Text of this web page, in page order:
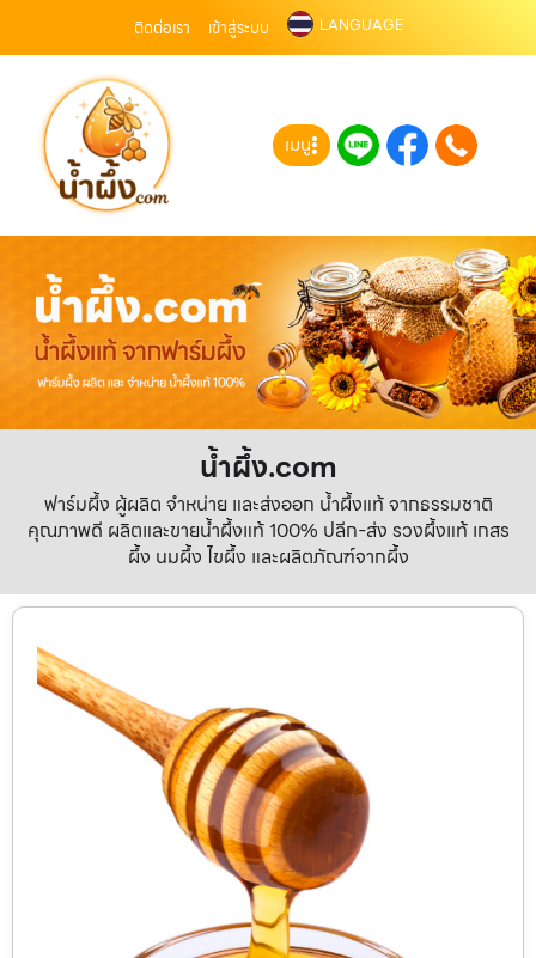
ติดต่อเรา เข้าสู่ระบบ LANGUAGE
เมนู
น้ำผึ้ง.com
ฟาร์มผึ้ง ผู้ผลิต จำหน่าย และส่งออก น้ำผึ้งแท้ จากธรรมชาติ
คุณภาพดี ผลิตและขายน้ำผึ้งแท้ 100% ปลีก-ส่ง รวงผึ้งแท้ เกสร
ผึ้ง นมผึ้ง ไขผึ้ง และผลิตภัณฑ์จากผึ้ง